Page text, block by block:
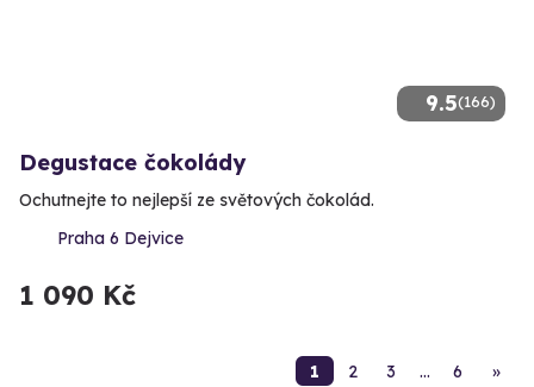
9.5(166)
Degustace čokolády
Ochutnejte to nejlepší ze světových čokolád.
Praha 6 Dejvice
1 090 Kč
1 2 3 … 6 »